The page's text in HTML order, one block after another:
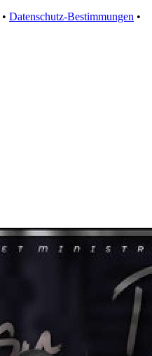
• Datenschutz-Bestimmungen •